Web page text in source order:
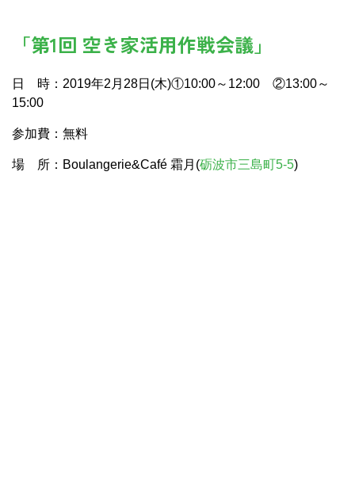
「第1回 空き家活用作戦会議」
日 時：2019年2月28日(木)①10:00～12:00 ②13:00～
15:00
参加費：無料
場 所：Boulangerie&Café 霜月(砺波市三島町5-5)